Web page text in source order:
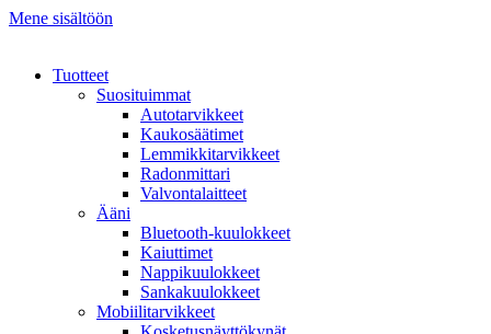
Mene sisältöön
Tuotteet
Suosituimmat
Autotarvikkeet
Kaukosäätimet
Lemmikkitarvikkeet
Radonmittari
Valvontalaitteet
Ääni
Bluetooth-kuulokkeet
Kaiuttimet
Nappikuulokkeet
Sankakuulokkeet
Mobiilitarvikkeet